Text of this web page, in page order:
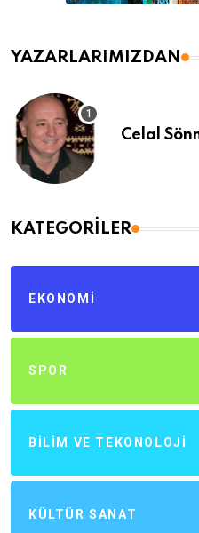
YAZARLARIMIZDAN
Celal
KATEGORILER
EKONOMI
SPOR
BILIM VE TEKONOLOJI
KÜLTÜR SANAT